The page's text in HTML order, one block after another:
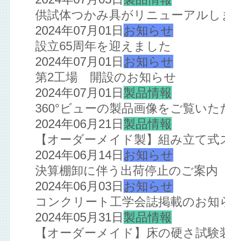
供試体つかみ具がリニューアルし
2024年07月01日 お知らせ
設立65周年を迎えました
2024年07月01日 お知らせ
第2工場 開設のお知らせ
2024年07月01日 製品情報
360°ビューの製品画像をご覧いた
2024年06月21日 製品情報
【オーダーメイド製】組み立て
2024年06月14日 お知らせ
決算棚卸に伴う出荷停止のご案内
2024年06月03日 お知らせ
コンクリート工学会誌掲載のお知
2024年05月31日 製品情報
【オーダーメイド】床の硬さ試